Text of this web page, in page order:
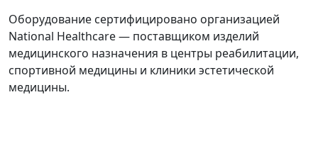
Оборудование сертифицировано организацией
National Healthcare — поставщиком изделий
медицинского назначения в центры реабилитации,
спортивной медицины и клиники эстетической
медицины.